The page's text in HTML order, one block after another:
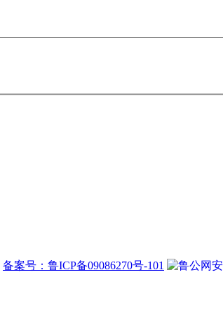
备案号：鲁ICP备09086270号-101 鲁公网